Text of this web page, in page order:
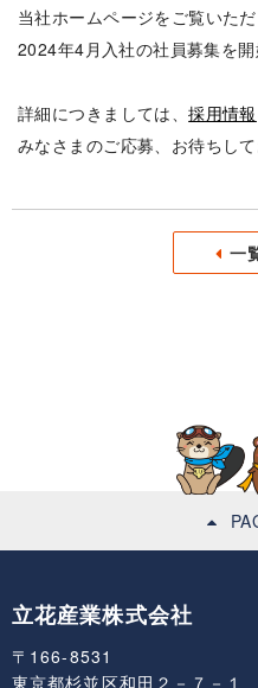
当社ホームページをご覧いた
2024年4月入社の社員募集を開
詳細につきましては、採用情報
みなさまのご応募、お待ちして
一
立花産業株式会社
〒166-8531
東京都杉並区和田２－７－１